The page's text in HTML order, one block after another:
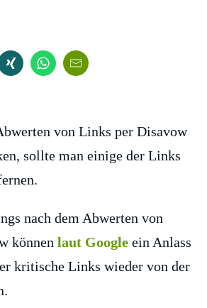
von Links per Disavow
sollte man einige der Links
nach dem Abwerten von
können laut Google ein Anlass
kritische Links wieder von der